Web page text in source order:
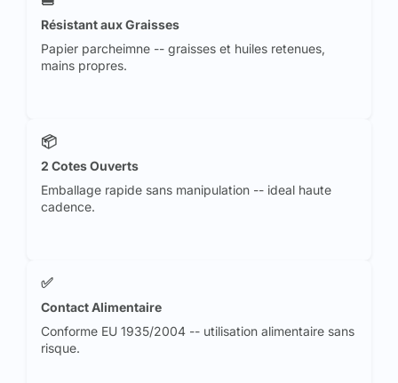
Résistant aux Graisses
Papier parcheimne -- graisses et huiles retenues,
mains propres.
📦
2 Cotes Ouverts
Emballage rapide sans manipulation -- ideal haute
cadence.
✅
Contact Alimentaire
Conforme EU 1935/2004 -- utilisation alimentaire sans
risque.